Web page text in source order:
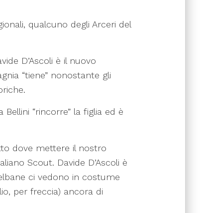
qualcuno degli Arceri del
D’Ascoli è il nuovo
“tiene” nonostante gli
“rincorre” la figlia ed è
dove mettere il nostro
Scout. Davide D’Ascoli è
ci vedono in costume
per freccia) ancora di